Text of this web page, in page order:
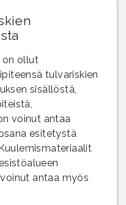
on ollut
tulvariskien
sisällöstä,
voinut antaa
esitetystä
antaa myös